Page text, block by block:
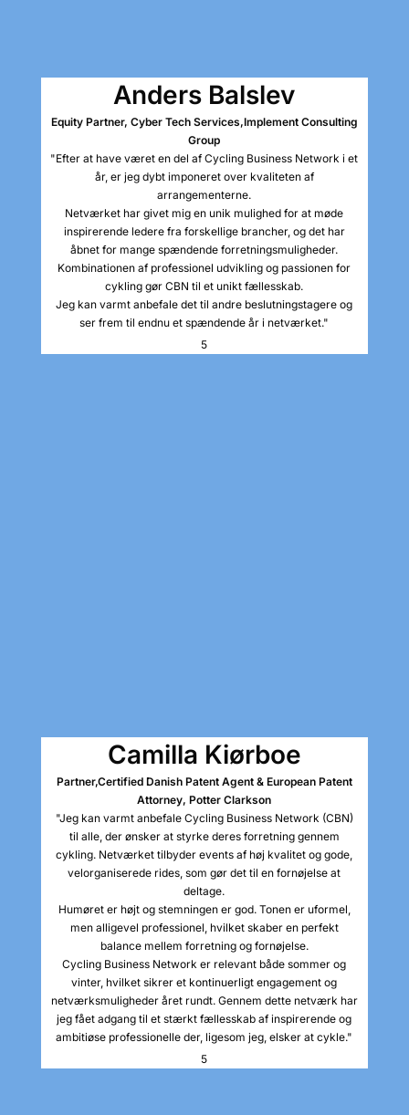
Anders Balslev
Equity Partner, Cyber Tech Services,Implement Consulting
Group
"Efter at have været en del af Cycling Business Network i et
år, er jeg dybt imponeret over kvaliteten af
arrangementerne.
Netværket har givet mig en unik mulighed for at møde
inspirerende ledere fra forskellige brancher, og det har
åbnet for mange spændende forretningsmuligheder.
Kombinationen af professionel udvikling og passionen for
cykling gør CBN til et unikt fællesskab.
Jeg kan varmt anbefale det til andre beslutningstagere og
ser frem til endnu et spændende år i netværket."
5
Camilla Kiørboe
Partner,Certified Danish Patent Agent & European Patent
Attorney, Potter Clarkson
"Jeg kan varmt anbefale Cycling Business Network (CBN)
til alle, der ønsker at styrke deres forretning gennem
cykling. Netværket tilbyder events af høj kvalitet og gode,
velorganiserede rides, som gør det til en fornøjelse at
deltage.
Humøret er højt og stemningen er god. Tonen er uformel,
men alligevel professionel, hvilket skaber en perfekt
balance mellem forretning og fornøjelse.
Cycling Business Network er relevant både sommer og
vinter, hvilket sikrer et kontinuerligt engagement og
netværksmuligheder året rundt. Gennem dette netværk har
jeg fået adgang til et stærkt fællesskab af inspirerende og
ambitiøse professionelle der, ligesom jeg, elsker at cykle."
5